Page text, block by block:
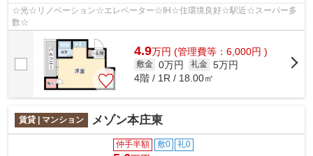
☆光☆リノベーション☆エレベーター☆IH☆住環境良好☆駅近☆スーパー多
数☆
4.9万円 (管理費等：6,000円 )
敷金 0万円 礼金 5万円
4階 / 1R / 18.00㎡
賃貸 | マンション メゾン本庄東
仲手半額 敷0 礼0